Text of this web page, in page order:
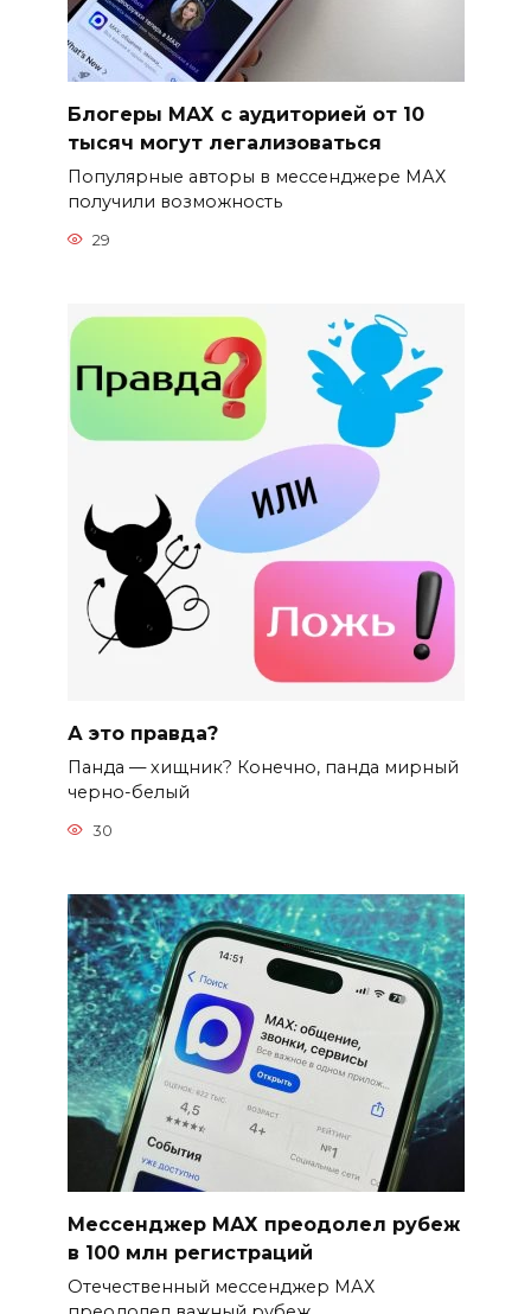
Блогеры МАХ с аудиторией от 10
тысяч могут легализоваться
Популярные авторы в мессенджере МАХ
получили возможность
29
А это правда?
Панда — хищник? Конечно, панда мирный
черно-белый
30
Мессенджер МАХ преодолел рубеж
в 100 млн регистраций
Отечественный мессенджер МАХ